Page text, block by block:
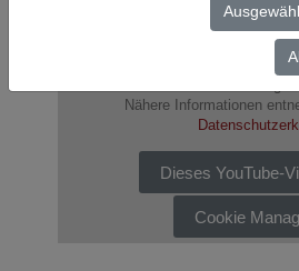
Beim Laden des Videos werden
Nähere Informationen
Dieses YouTube-
Cookie